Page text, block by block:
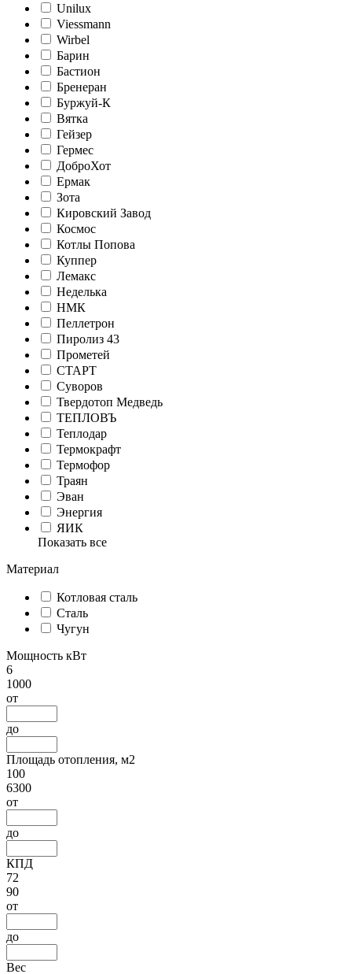
Unilux
Viessmann
Wirbel
Барин
Бастион
Бренеран
Буржуй-К
Вятка
Гейзер
Гермес
ДоброХот
Ермак
Зота
Кировский Завод
Космос
Котлы Попова
Куппер
Лемакс
Неделька
НМК
Пеллетрон
Пиролиз 43
Прометей
СТАРТ
Суворов
Твердотоп Медведь
ТЕПЛОВЪ
Теплодар
Термокрафт
Термофор
Траян
Эван
Энергия
ЯИК
Показать все
Материал
Котловая сталь
Сталь
Чугун
Мощность кВт
6
1000
от
до
Площадь отопления, м2
100
6300
от
до
КПД
72
90
от
до
Вес